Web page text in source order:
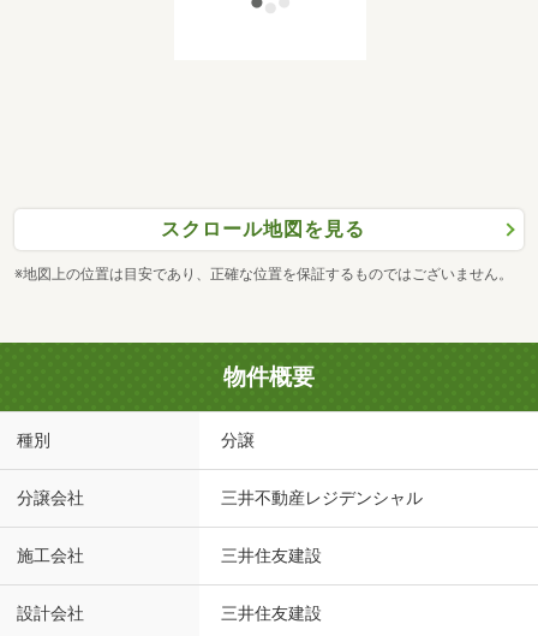
スクロール地図を見る
※地図上の位置は目安であり、正確な位置を保証するものではございません。
物件概要
種別 分譲
分譲会社 三井不動産レジデンシャル
施工会社 三井住友建設
設計会社 三井住友建設